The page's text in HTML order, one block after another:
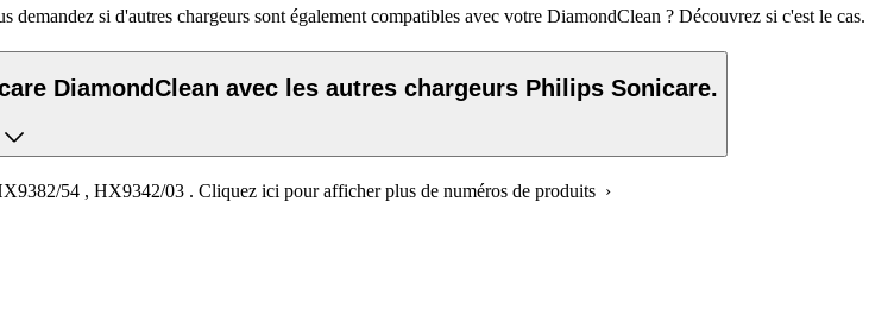
si d'autres chargeurs sont également compatibles avec votre DiamondClean ? Découvrez si c'est le cas.
DiamondClean avec les autres chargeurs Philips Sonicare.
54 , HX9342/03 . Cliquez ici pour afficher plus de numéros de produits ›